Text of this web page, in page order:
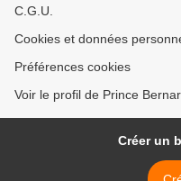
C.G.U.
Cookies et données
Préférences cookies
Voir le profil de Prince
Créer un